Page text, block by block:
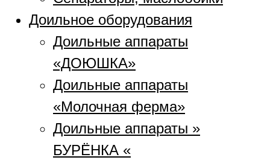
Доильное оборудования
Доильные аппараты
«ДОЮШКА»
Доильные аппараты
«Молочная ферма»
Доильные аппараты »
БУРЁНКА «